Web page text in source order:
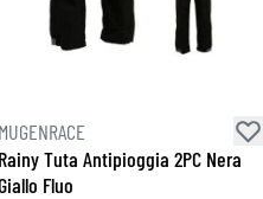
MUGENRACE
Rainy Tuta Antipioggia 2PC Nera
Fluo